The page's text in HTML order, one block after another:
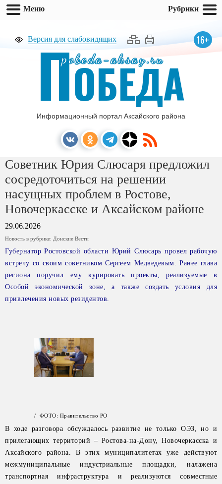
Версия для слабовидящих 16+
pobeda-aksay.ru
ПОБЕДА
Информационный портал Аксайского района
Советник Юрия Слюсаря предложил
сосредоточиться на решении
насущных проблем в Ростове,
Новочеркасске и Аксайском районе
29.06.2026
Новость в рубрике: Донские Вести
Губернатор Ростовской области Юрий Слюсарь провел рабочую
встречу со своим советником Сергеем Медведевым. Ранее глава
региона поручил ему курировать проекты, реализуемые в
Особой экономической зоне, а также создать условия для
привлечения новых резидентов.
/ ФОТО: Правительство РО
В ходе разговора обсуждалось развитие не только ОЭЗ, но и
прилегающих территорий – Ростова-на-Дону, Новочеркасска и
Аксайского района. В этих муниципалитетах уже действуют
межмуниципальные индустриальные площадки, налажена
транспортная инфраструктура и реализуются совместные
Меню Рубрики